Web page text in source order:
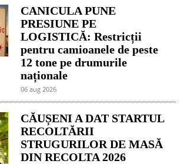
CANICULA PUNE
PRESIUNE PE
LOGISTICĂ: Restricții
pentru camioanele de peste
12 tone pe drumurile
naționale
06 aug 2026
CĂUȘENI A DAT STARTUL
RECOLTĂRII
STRUGURILOR DE MASĂ
DIN RECOLTA 2026